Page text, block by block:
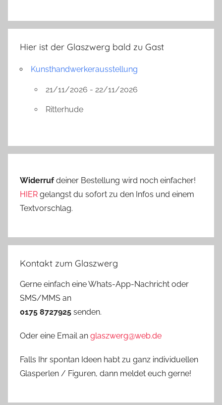
n
e
c
Hier ist der Glaszwerg bald zu Gast
Kunsthandwerkerausstellung
21/11/2026 - 22/11/2026
Ritterhude
Widerrufdeiner Bestellung wird noch einfacher!
HIER gelangst du sofort zu den Infos und einem
Textvorschlag.
Kontakt zum Glaszwerg
Gerne einfach eine Whats-App-Nachricht oder
SMS/MMS an
0175 8727925 senden.
Oder eine Email an glaszwerg@web.de
Falls Ihr spontan Ideen habt zu ganz individuellen
Glasperlen / Figuren, dann meldet euch gerne!